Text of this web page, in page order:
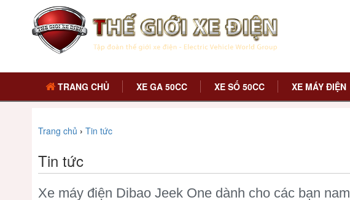
TRANG CHỦ XE GA 50CC XE SỐ 50CC XE MÁY ĐIỆN
Trang chủ › Tin tức
Tin tức
Xe máy điện Dibao Jeek One dành cho các bạn nam